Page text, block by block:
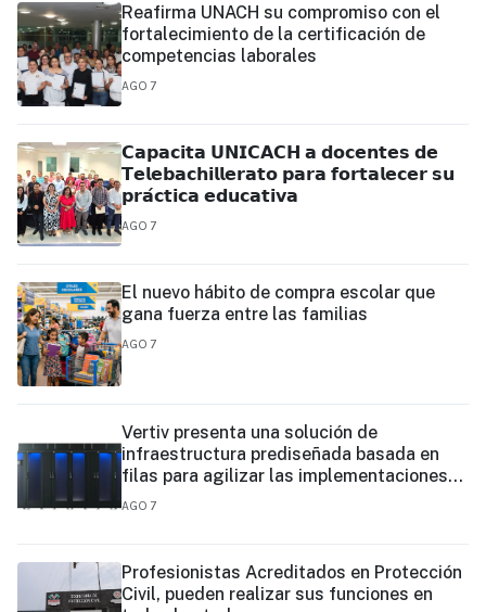
Reafirma UNACH su compromiso con el
fortalecimiento de la certificación de
competencias laborales
AGO 7
𝗖𝗮𝗽𝗮𝗰𝗶𝘁𝗮 𝗨𝗡𝗜𝗖𝗔𝗖𝗛 𝗮 𝗱𝗼𝗰𝗲𝗻𝘁𝗲𝘀 𝗱𝗲
𝗧𝗲𝗹𝗲𝗯𝗮𝗰𝗵𝗶𝗹𝗹𝗲𝗿𝗮𝘁𝗼 𝗽𝗮𝗿𝗮 𝗳𝗼𝗿𝘁𝗮𝗹𝗲𝗰𝗲𝗿 𝘀𝘂
𝗽𝗿𝗮́𝗰𝘁𝗶𝗰𝗮 𝗲𝗱𝘂𝗰𝗮𝘁𝗶𝘃𝗮
AGO 7
El nuevo hábito de compra escolar que
gana fuerza entre las familias
AGO 7
Vertiv presenta una solución de
infraestructura prediseñada basada en
filas para agilizar las implementaciones
de centros de datos en el borde y de IA en
AGO 7
Profesionistas Acreditados en Protección
Civil, pueden realizar sus funciones en